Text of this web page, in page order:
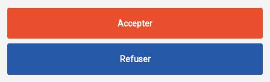
Points forts
Accepter
Refuser